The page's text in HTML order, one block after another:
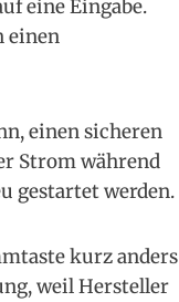
eine Eingabe.
einen
einen sicheren
Strom während
gestartet werden.
kurz anders
weil Hersteller